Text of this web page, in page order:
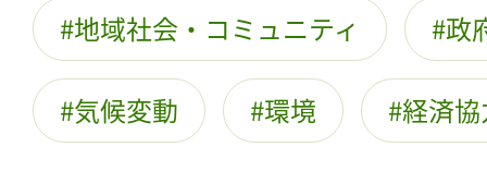
地域社会・コミュニティ 政
気候変動 環境 経済